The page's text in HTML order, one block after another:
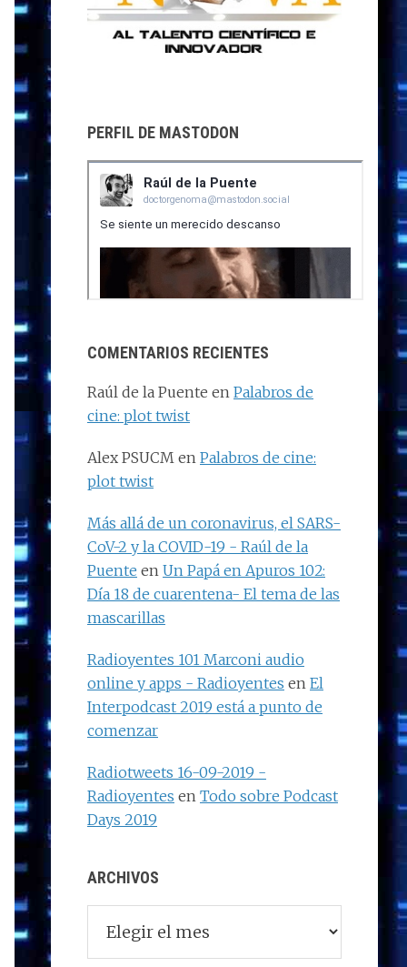
PERFIL DE MASTODON
COMENTARIOS RECIENTES
Raúl de la Puente en Palabros de
cine: plot twist
Alex PSUCM en Palabros de cine:
plot twist
Más allá de un coronavirus, el SARS-
CoV-2 y la COVID-19 - Raúl de la
Puente en Un Papá en Apuros 102:
Día 18 de cuarentena- El tema de las
mascarillas
Radioyentes 101 Marconi audio
online y apps - Radioyentes en El
Interpodcast 2019 está a punto de
comenzar
Radiotweets 16-09-2019 -
Radioyentes en Todo sobre Podcast
Days 2019
ARCHIVOS